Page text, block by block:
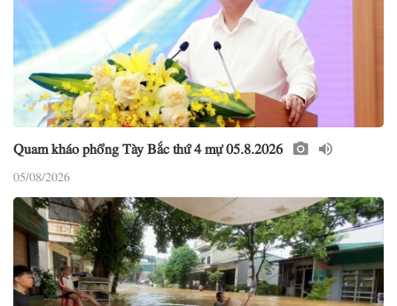
Quam kháo phổng Tày Bắc thứ 4 mự 05.8.2026
05/08/2026